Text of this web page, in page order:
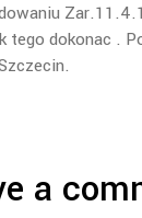
tego dokonac .
a